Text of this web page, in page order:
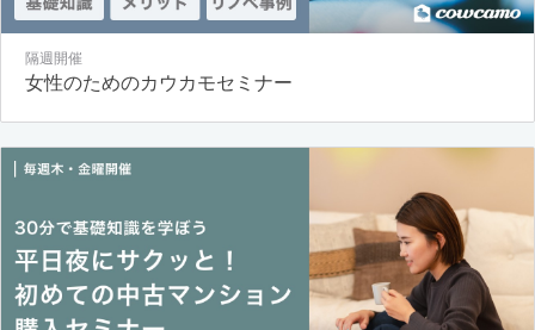
隔週開催
女性のためのカウカモセミナー